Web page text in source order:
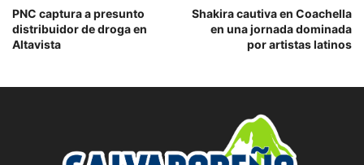
PNC captura a presunto
distribuidor de droga en
Altavista
Shakira cautiva en Coachella
en una jornada dominada
por artistas latinos